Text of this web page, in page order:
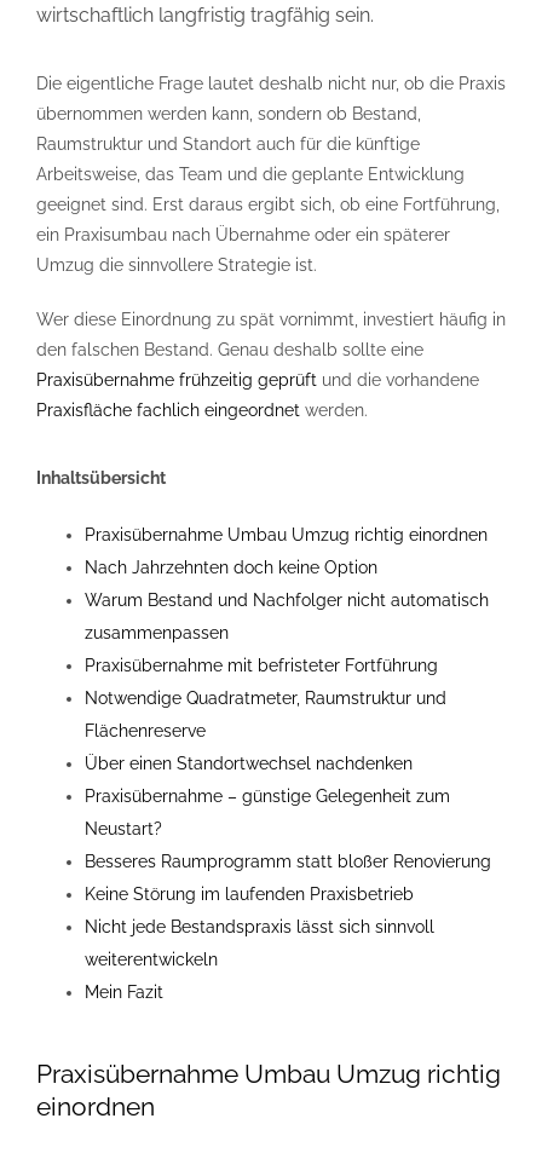
wirtschaftlich langfristig tragfähig sein.
Die eigentliche Frage lautet deshalb nicht nur, ob die Praxis
übernommen werden kann, sondern ob Bestand,
Raumstruktur und Standort auch für die künftige
Arbeitsweise, das Team und die geplante Entwicklung
geeignet sind. Erst daraus ergibt sich, ob eine Fortführung,
ein Praxisumbau nach Übernahme oder ein späterer
Umzug die sinnvollere Strategie ist.
Wer diese Einordnung zu spät vornimmt, investiert häufig in
den falschen Bestand. Genau deshalb sollte eine
Praxisübernahme frühzeitig geprüft und die vorhandene
Praxisfläche fachlich eingeordnet werden.
Inhaltsübersicht
Praxisübernahme Umbau Umzug richtig einordnen
Nach Jahrzehnten doch keine Option
Warum Bestand und Nachfolger nicht automatisch
zusammenpassen
Praxisübernahme mit befristeter Fortführung
Notwendige Quadratmeter, Raumstruktur und
Flächenreserve
Über einen Standortwechsel nachdenken
Praxisübernahme – günstige Gelegenheit zum
Neustart?
Besseres Raumprogramm statt bloßer Renovierung
Keine Störung im laufenden Praxisbetrieb
Nicht jede Bestandspraxis lässt sich sinnvoll
weiterentwickeln
Mein Fazit
Praxisübernahme Umbau Umzug richtig
einordnen